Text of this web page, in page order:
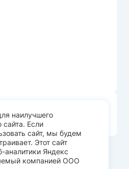
оптом, 2026
наилучшего
сайта. Если
сайт, мы будем
Этот сайт
аналитики Яндекс
компанией ООО